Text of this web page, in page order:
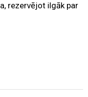
rezervējot ilgāk par